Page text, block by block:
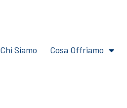
Chi Siamo Cosa Offriamo